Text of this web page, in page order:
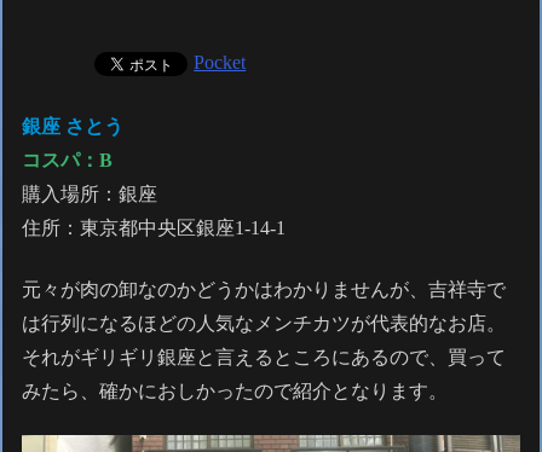
Pocket
銀座 さとう
コスパ：B
購入場所：銀座
住所：東京都中央区銀座1-14-1
元々が肉の卸なのかどうかはわかりませんが、吉祥寺で
は行列になるほどの人気なメンチカツが代表的なお店。
それがギリギリ銀座と言えるところにあるので、買って
みたら、確かにおしかったので紹介となります。